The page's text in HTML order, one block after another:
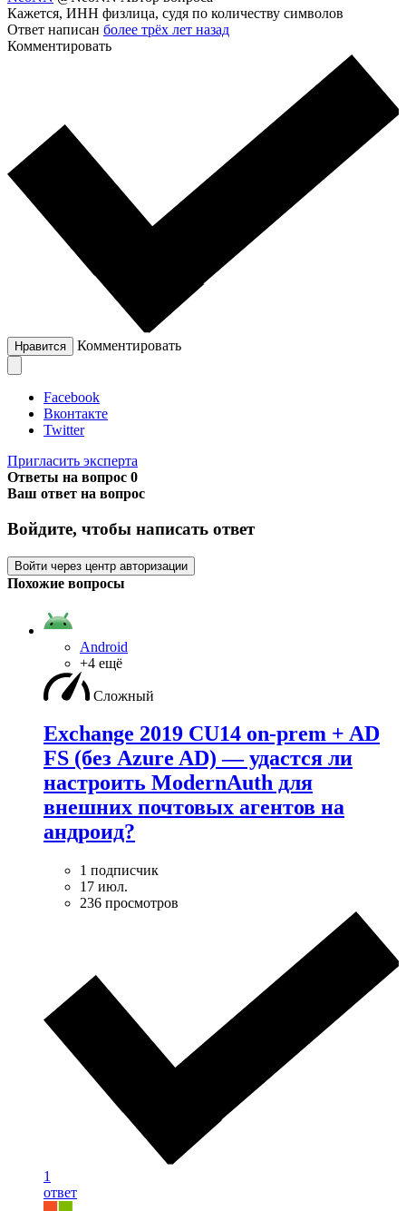
Кажется, ИНН физлица, судя по количеству символов
Ответ написан более трёх лет назад
Комментировать
Нравится Комментировать
Facebook
Вконтакте
Twitter
Пригласить эксперта
Ответы на вопрос 0
Ваш ответ на вопрос
Войдите, чтобы написать ответ
Войти через центр авторизации
Похожие вопросы
Android
+4 ещё
Сложный
Exchange 2019 CU14 on-prem + AD
FS (без Azure AD) — удаcтся ли
настроить ModernAuth для
внешних почтовых агентов на
андроид?
1 подписчик
17 июл.
236 просмотров
1
ответ